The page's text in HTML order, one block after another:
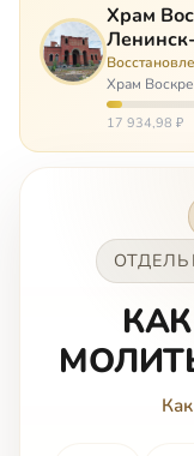
Храм
Храм
Кузнецкий
открылся
17 934,98 ₽